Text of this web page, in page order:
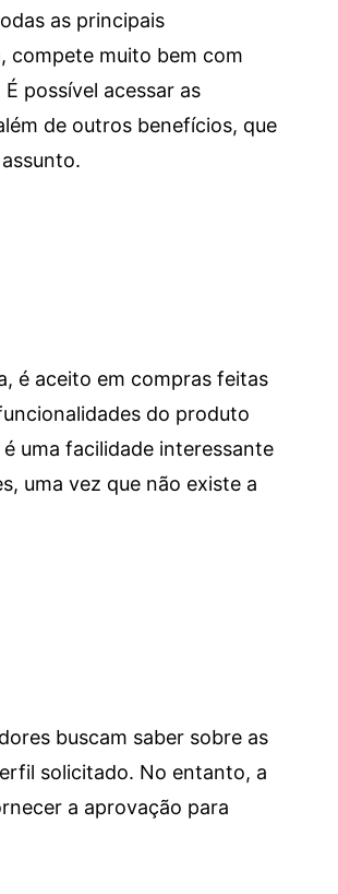
as principais
compete muito bem com
possível acessar as
de outros benefícios, que
é aceito em compras feitas
do produto
uma facilidade interessante
uma vez que não existe a
buscam saber sobre as
solicitado. No entanto, a
a aprovação para